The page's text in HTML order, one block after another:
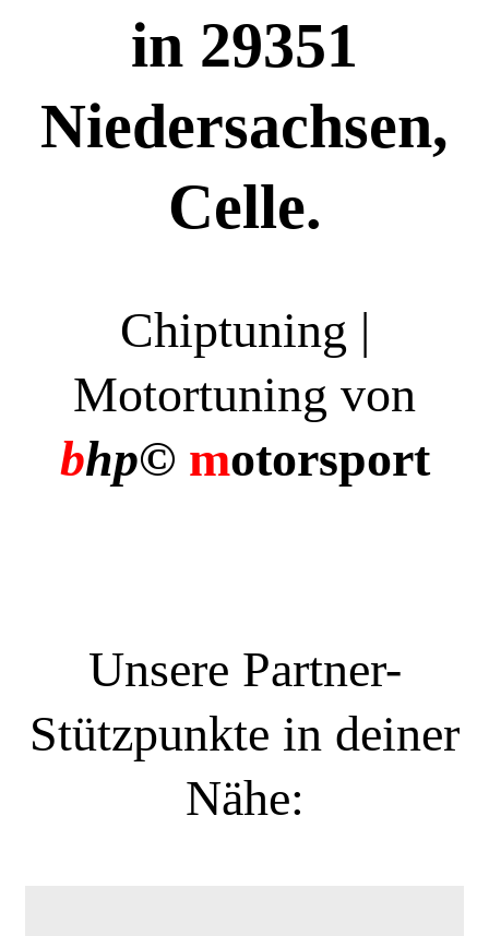
in 29351
Niedersachsen,
Celle.
Chiptuning |
Motortuning von
bhp© motorsport
Unsere Partner-
Stützpunkte in deiner
Nähe: